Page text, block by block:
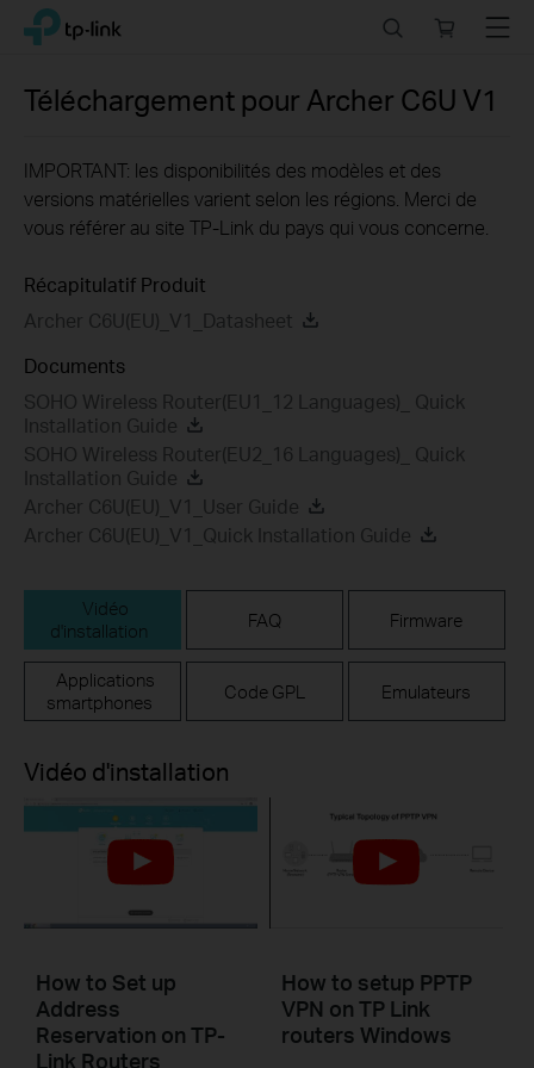
Click
the
navigation
TP-Link, Reliably Smart
store
Menu
Téléchargement pour Archer C6U V1
IMPORTANT: les disponibilités des modèles et des
versions matérielles varient selon les régions. Merci de
vous référer au site TP-Link du pays qui vous concerne.
Récapitulatif Produit
Archer C6U(EU)_V1_Datasheet
Documents
SOHO Wireless Router(EU1_12 Languages)_ Quick
Installation Guide
SOHO Wireless Router(EU2_16 Languages)_ Quick
Installation Guide
Archer C6U(EU)_V1_User Guide
Archer C6U(EU)_V1_Quick Installation Guide
Vidéo
d'installation
FAQ Firmware
Applications
smartphones
Code GPL Emulateurs
Vidéo d'installation
How to Set up
Address
Reservation on TP-
Link Routers
How to setup PPTP
VPN on TP Link
routers Windows